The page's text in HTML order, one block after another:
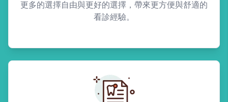
更多的選擇自由與更好的選擇，帶來更方便與舒適的
看診經驗。